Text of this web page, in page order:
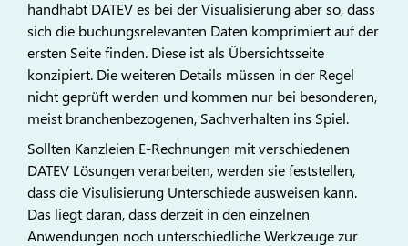
handhabt DATEV es bei der Visualisierung aber so, dass
sich die buchungsrelevanten Daten komprimiert auf der
ersten Seite finden. Diese ist als Übersichtsseite
konzipiert. Die weiteren Details müssen in der Regel
nicht geprüft werden und kommen nur bei besonderen,
meist branchenbezogenen, Sachverhalten ins Spiel.
Sollten Kanzleien E-Rechnungen mit verschiedenen
DATEV Lösungen verarbeiten, werden sie feststellen,
dass die Visulisierung Unterschiede ausweisen kann.
Das liegt daran, dass derzeit in den einzelnen
Anwendungen noch unterschiedliche Werkzeuge zur